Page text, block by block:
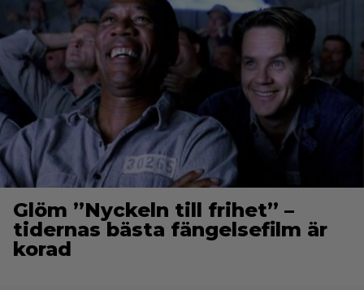
Glöm ”Nyckeln till frihet” –
tidernas bästa fängelsefilm är
korad